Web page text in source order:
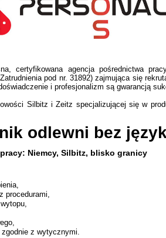
certyfikowana agencja pośrednictwa
pod nr. 31892) zajmująca się
i profesjonalizm są gwarancją
Silbitz i Zeitz specjalizującej się w
odlewni bez
Niemcy, Silbitz, blisko granicy
procedurami,
zgodnie z wytycznymi.